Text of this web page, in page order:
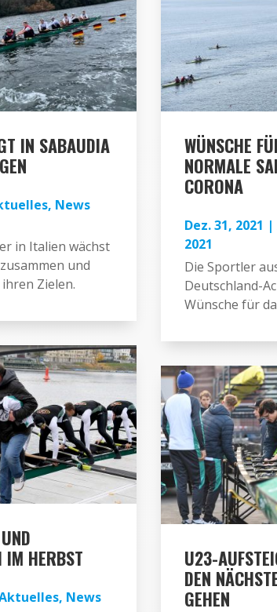
IN SABAUDIA
, News
in Italien wächst
und
Zielen.
IM HERBST
, News
WÜNSCHE
NORMALE
CORONA
Dez. 31, 2021 |
2021
Die Sportler
Deutschland-
Wünsche für
U23-
DEN
GEHEN